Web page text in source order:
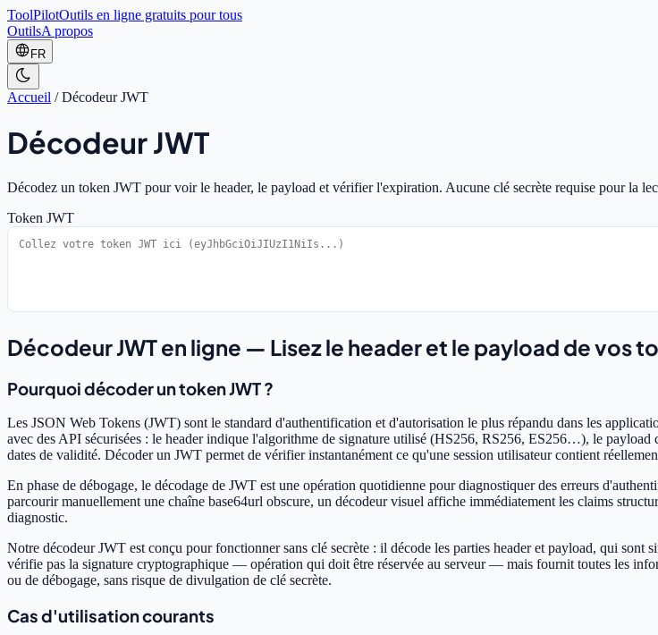
ToolPilotOutils en ligne gratuits pour tous
OutilsA propos
FR
Accueil /Décodeur JWT
Décodeur JWT
Décodez un token JWT pour voir le header, le payload et vérifier l'expiration. Aucune clé secrète requise pour la
Token JWT
Décodeur JWT en ligne — Lisez le header et le payload de vos
Pourquoi décoder un token JWT ?
Les JSON Web Tokens (JWT) sont le standard d'authentification et d'autorisation le plus répandu dans les
avec des API sécurisées : le header indique l'algorithme de signature utilisé (HS256, RS256, ES256…), le
dates de validité. Décoder un JWT permet de vérifier instantanément ce qu'une session utilisateur contient
En phase de débogage, le décodage de JWT est une opération quotidienne pour diagnostiquer des erreurs
parcourir manuellement une chaîne base64url obscure, un décodeur visuel affiche immédiatement les claims
diagnostic.
Notre décodeur JWT est conçu pour fonctionner sans clé secrète : il décode les parties header et payload, qui
vérifie pas la signature cryptographique — opération qui doit être réservée au serveur — mais fournit toutes les
ou de débogage, sans risque de divulgation de clé secrète.
Cas d'utilisation courants